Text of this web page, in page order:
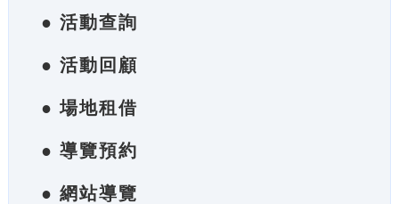
● 活動查詢
● 活動回顧
● 場地租借
● 導覽預約
● 網站導覽